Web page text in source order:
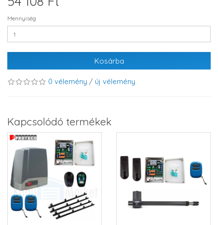
Mennyiség
Kosárba
0 vélemény / új vélemény
Kapcsolódó termékek